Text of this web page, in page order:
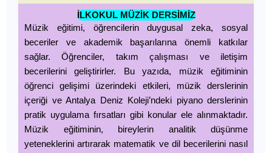
İLKOKUL MÜZİK DERSİMİZ
Müzik eğitimi, öğrencilerin duygusal zeka, sosyal
beceriler ve akademik başarılarına önemli katkılar
sağlar. Öğrenciler, takım çalışması ve iletişim
becerilerini geliştirirler. Bu yazıda, müzik eğitiminin
öğrenci gelişimi üzerindeki etkileri, müzik derslerinin
içeriği ve Antalya Deniz Koleji’ndeki piyano derslerinin
pratik uygulama fırsatları gibi konular ele alınmaktadır.
Müzik eğitiminin, bireylerin analitik düşünme
yeteneklerini artırarak matematik ve dil becerilerini nasıl